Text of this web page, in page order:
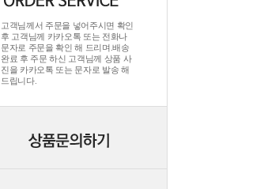
고객님께서 주문을 넣어주시면 확인
후 고객님께 카카오톡 또는 전화나
문자로 주문을 확인 해 드리며.배송
완료 후 주문 하신 고객님께 상품 사
진을 카카오톡 또는 문자로 발송 해
드립니다.